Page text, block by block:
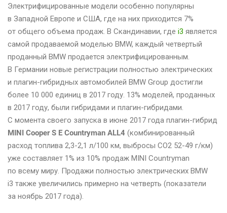
Электрифицированные модели особенно популярны
в Западной Европе и США, где на них приходится 7%
от общего объема продаж. В Скандинавии, где i3 является
самой продаваемой моделью BMW, каждый четвертый
проданный BMW продается электрифицированным.
В Германии новые регистрации полностью электрических
и плагин-гибридных автомобилей BMW Group достигли
более 10 000 единиц в 2017 году. 13% моделей, проданных
в 2017 году, были гибридами и плагин-гибридами.
С момента своего запуска в июне 2017 года плагин-гибрид
MINI Cooper S E Countryman ALL4 (комбинированный
расход топлива 2,3-2,1 л/100 км, выбросы CO2 52-49 г/км)
уже составляет 1% из 10% продаж MINI Countryman
по всему миру. Продажи полностью электрических BMW
i3 также увеличились примерно на четверть (показатели
за ноябрь 2017 года).